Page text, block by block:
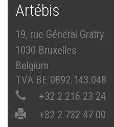
Artébis
19, rue Général Gratry
1030 Bruxelles
Belgium
TVA BE 0892.143.048
+32 2 216 23 24
+32 2 732 47 00